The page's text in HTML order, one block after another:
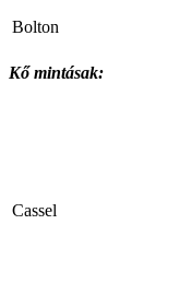
Bolton
Kő mintásak:
Cassel